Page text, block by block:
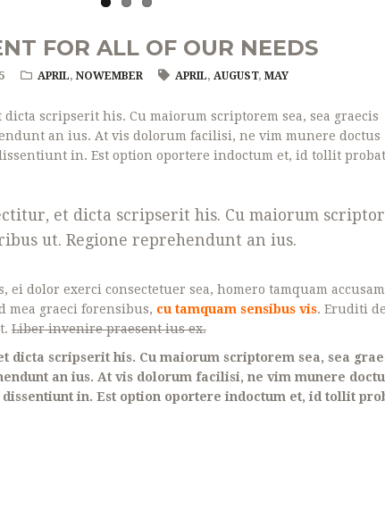
FOR ALL OF OUR NEEDS
APRIL, NOWEMBER APRIL, AUGUST, MAY
scripserit his. Cu maiorum scriptorem sea, sea graecis
an ius. At vis dolorum facilisi, ne vim munere doctus
in. Est option oportere indoctum et, id tollit
et dicta scripserit his. Cu maiorum
ut. Regione reprehendunt an ius.
ei dolor exerci consectetuer sea, homero tamquam
mea graeci forensibus, cu tamquam sensibus vis. Eruditi
Liber invenire praesent ius ex.
dicta scripserit his. Cu maiorum scriptorem sea, sea
an ius. At vis dolorum facilisi, ne vim munere
in. Est option oportere indoctum et, id tollit